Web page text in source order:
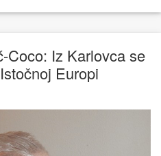
Coco: Iz Karlovca se
Europi